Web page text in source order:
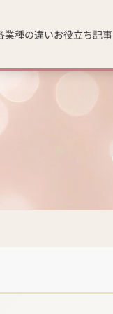
業種の違いお役立ち記事